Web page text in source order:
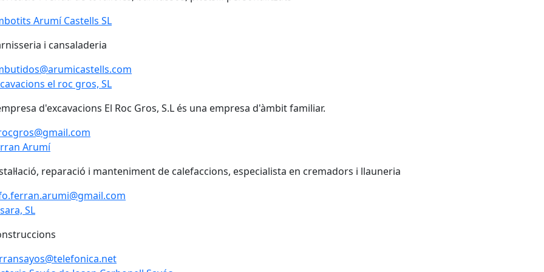
Arumí Castells SL
Arumí Castells SL
i cansaladeria
el roc gros, SL
el roc gros, SL
d'excavacions El Roc Gros, S.L és una empresa d'àmbit familiar.
Arumí
reparació i manteniment de calefaccions, especialista en cremadors i llauneria
SL
SL